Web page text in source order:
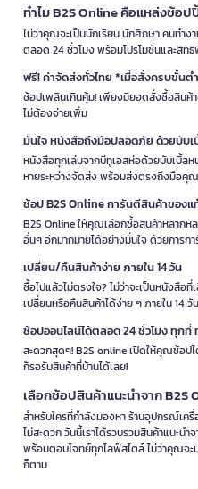
ทำไม B2S Online คือแหล่งช้อ
ไม่ว่าคุณจะเป็นนักเรียน นักศึกษา คนทำ
ตลอด 24 ชั่วโมง พร้อมโปรโมชั่นและสิท
ฟรี! ค่าจัดส่งทั่วไทย *เมื่อสั่งครบขั้น
ช้อปเพลินเกินคุ้ม! เพียงมียอดสั่งซื้อสิน
ไม่ต้องจ่ายเพิ่ม
มั่นใจ หนังสือถึงมือปลอดภัย ด้วยบับเ
หนังสือทุกเล่มจากบีทูเอสห่อด้วยบับเบิ้ล
หายระหว่างจัดส่ง พร้อมส่งตรงถึงมือ
ช้อป B2S Online การันตีสินค้าของแ
B2S Online ให้คุณเลือกซื้อสินค้าหลากห
อื่นๆ อีกมากมายได้อย่างมั่นใจ ด้วยการ
เปลี่ยน/คืนสินค้าง่าย ภายใน 14 วัน
ซื้อไปแล้วไม่ตรงใจ? ไม่ว่าจะเป็นหนังสื
เปลี่ยนหรือคืนสินค้าได้ง่าย ๆ ภายใน 14
ช้อปออนไลน์ได้ตลอด 24 ชั่วโมง ทุกที่
สะดวกสุดๆ! B2S online เปิดให้คุณช้อป
ก็รอรับสินค้าที่บ้านได้เลย!
เลือกช้อปสินค้าแนะนำจาก B2S
สำหรับใครที่กำลังมองหา ร้านอุปกรณ์เค
ไม่สะดวก วันนี้เราได้รวบรวมสินค้าแนะน
พร้อมตอบโจทย์ทุกไลฟ์สไตล์ ไม่ว่าคุณจ
ก็ตาม